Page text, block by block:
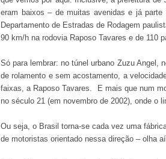
eram baixos – de muitas avenidas e já
Departamento de Estradas de Rodagem
90 km/h na rodovia Raposo Tavares e de 110
Só para lembrar: no túnel urbano Zuzu Angel,
de rolamento e sem acostamento, a
faixas, a Raposo Tavares. E mais que num
no século 21 (em novembro de 2002), onde o
Ou seja, o Brasil torna-se cada vez uma
de motoristas orientado nessa direção – olha